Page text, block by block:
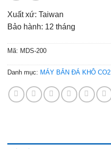
Xuất xứ: Taiwan
Bảo hành: 12 tháng
Mã: MDS-200
Danh mục: MÁY BẮN ĐÁ KHÔ CO2